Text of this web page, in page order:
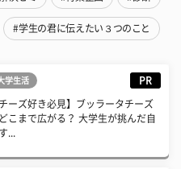
#学生の君に伝えたい３つのこと
学生活 PR
チーズ好き必見】ブッラータチーズ
こまで広がる？ 大学生が挑んだ自
...